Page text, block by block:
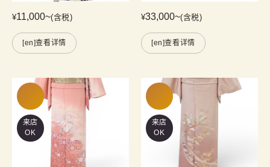
¥11,000~(含税)
[en]查看详情
¥33,000~(含税)
[en]查看详情
来店
OK
来店
OK